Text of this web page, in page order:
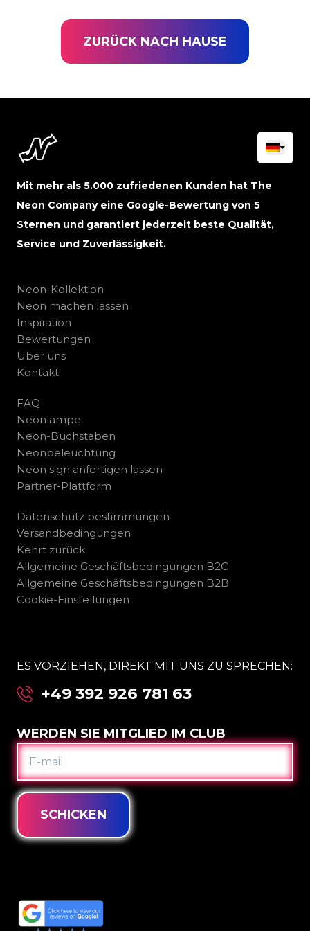
ZURÜCK NACH HAUSE
Mit mehr als 5.000 zufriedenen Kunden hat The
Neon Company eine Google-Bewertung von 5
Sternen und garantiert jederzeit beste Qualität,
Service und Zuverlässigkeit.
Neon-Kollektion
Neon machen lassen
Inspiration
Bewertungen
Über uns
Kontakt
FAQ
Neonlampe
Neon-Buchstaben
Neonbeleuchtung
Neon sign anfertigen lassen
Partner-Plattform
Datenschutz bestimmungen
Versandbedingungen
Kehrt zurück
Allgemeine Geschäftsbedingungen B2C
Allgemeine Geschäftsbedingungen B2B
Cookie-Einstellungen
ES VORZIEHEN, DIREKT MIT UNS ZU SPRECHEN:
+49 392 926 781 63
WERDEN SIE MITGLIED IM CLUB
E-
MAIL
SCHICKEN